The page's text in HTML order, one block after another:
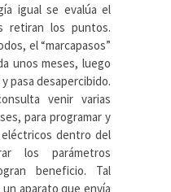
igual se evalúa el
retiran los puntos.
el “marcapasos”
unos meses, luego
pasa desapercibido.
venir varias
para programar y
eléctricos dentro del
los parámetros
beneficio. Tal
aparato que envía